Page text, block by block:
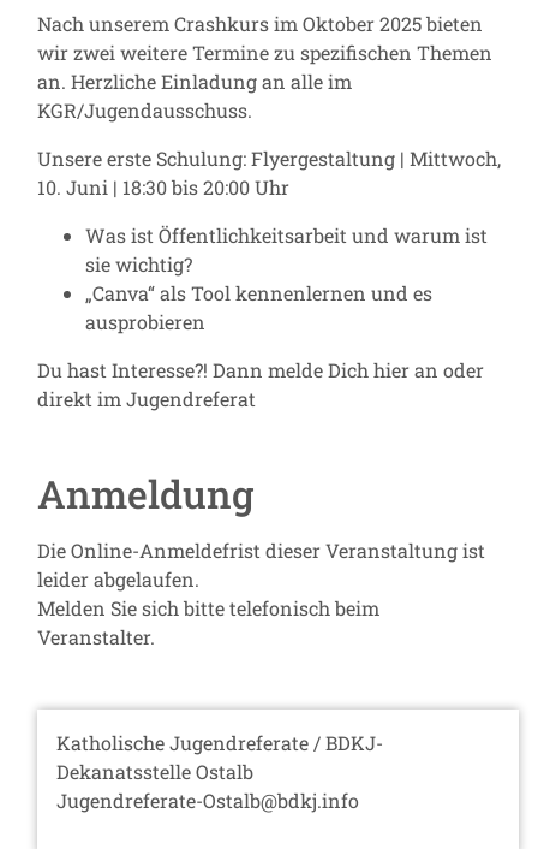
Nach unserem Crashkurs im Oktober 2025 bieten
wir zwei weitere Termine zu spezifischen Themen
an. Herzliche Einladung an alle im
KGR/Jugendausschuss.
Unsere erste Schulung: Flyergestaltung | Mittwoch,
10. Juni | 18:30 bis 20:00 Uhr
Was ist Öffentlichkeitsarbeit und warum ist
sie wichtig?
„Canva“ als Tool kennenlernen und es
ausprobieren
Du hast Interesse?! Dann melde Dich hier an oder
direkt im Jugendreferat
Anmeldung
Die Online-Anmeldefrist dieser Veranstaltung ist
leider abgelaufen.
Melden Sie sich bitte telefonisch beim
Veranstalter.
Katholische Jugendreferate / BDKJ-
Dekanatsstelle Ostalb
Jugendreferate-Ostalb@bdkj.info